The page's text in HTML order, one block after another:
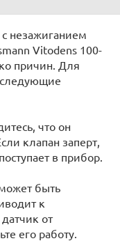
незажиганием
Vitodens 100-
причин. Для
следующие
что он
клапан заперт,
в прибор.
быть
к
от
его работу.